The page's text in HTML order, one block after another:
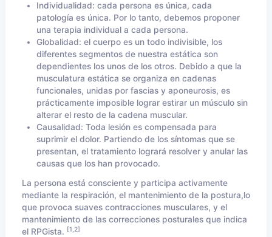
Individualidad: cada persona es única, cada
patología es única. Por lo tanto, debemos proponer
una terapia individual a cada persona.
Globalidad: el cuerpo es un todo indivisible, los
diferentes segmentos de nuestra estática son
dependientes los unos de los otros. Debido a que la
musculatura estática se organiza en cadenas
funcionales, unidas por fascias y aponeurosis, es
prácticamente imposible lograr estirar un músculo sin
alterar el resto de la cadena muscular.
Causalidad: Toda lesión es compensada para
suprimir el dolor. Partiendo de los síntomas que se
presentan, el tratamiento logrará resolver y anular las
causas que los han provocado.
La persona está consciente y participa activamente
mediante la respiración, el mantenimiento de la postura,lo
que provoca suaves contracciones musculares, y el
mantenimiento de las correcciones posturales que indica
el RPGista. [1,2]